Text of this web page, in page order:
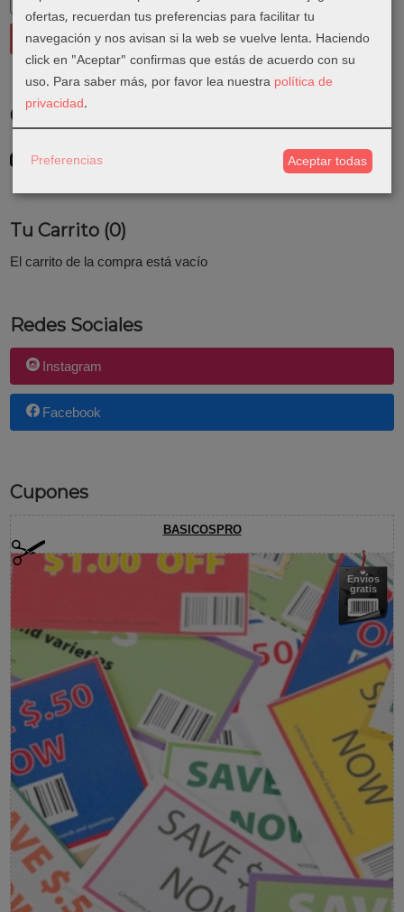
Costes de Envío
Consultar Destinos
Tu Carrito (0)
El carrito de la compra está vacío
Redes Sociales
Instagram
Facebook
Cupones
BASICOSPRO
Envíos
gratis
ofertas, recuerdan tus preferencias para facilitar tu
navegación y nos avisan si la web se vuelve lenta. Haciendo
click en "Aceptar" confirmas que estás de acuerdo con su
uso. Para saber más, por favor lea nuestra política de
privacidad.
Preferencias Aceptar todas